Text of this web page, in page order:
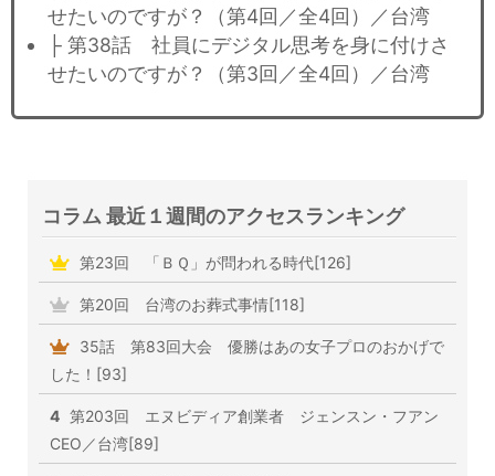
せたいのですが？（第4回／全4回）／台湾
├ 第38話 社員にデジタル思考を身に付けさ
せたいのですが？（第3回／全4回）／台湾
コラム 最近１週間のアクセスランキング
第23回 「ＢＱ」が問われる時代[126]
第20回 台湾のお葬式事情[118]
35話 第83回大会 優勝はあの女子プロのおかげで
した！[93]
4 第203回 エヌビディア創業者 ジェンスン・フアン
CEO／台湾[89]